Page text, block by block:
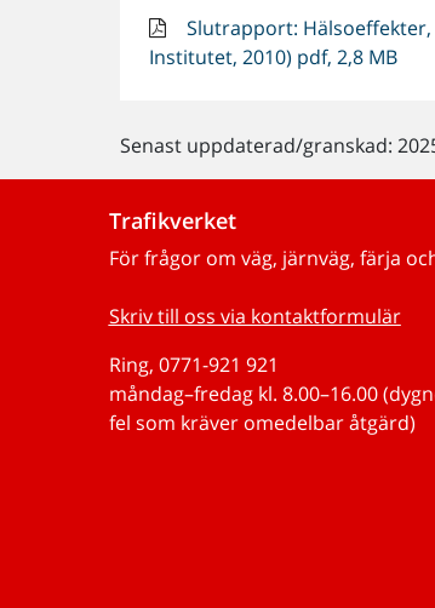
Slutrapport:
Institutet, 2010) pdf, 2,8 MB
Senast uppdaterad/granskad:
Trafikverket
För frågor om väg, järnväg, färja
Skriv till oss via kontaktformulär
Ring, 0771-921 921
måndag–fredag kl. 8.00–16.00
fel som kräver omedelbar åtgärd)